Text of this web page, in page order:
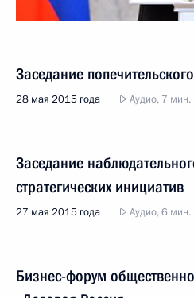
Заседание
28 мая 2015 года Аудио, 7 мин.
Заседание
стратегических инициатив
27 мая 2015 года Аудио, 6 мин.
Бизнес-форум